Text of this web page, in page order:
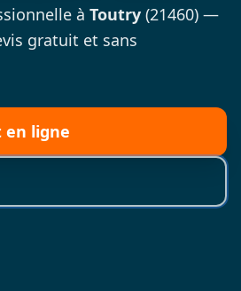
à Toutry (21460) —
gratuit et sans
en ligne